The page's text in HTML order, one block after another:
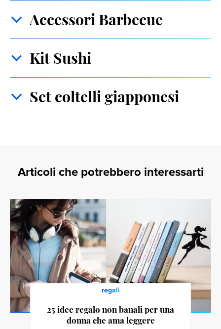
Accessori Barbecue
Kit Sushi
Set coltelli giapponesi
Articoli che potrebbero interessarti
regali
25 idee regalo non banali per una
donna che ama leggere